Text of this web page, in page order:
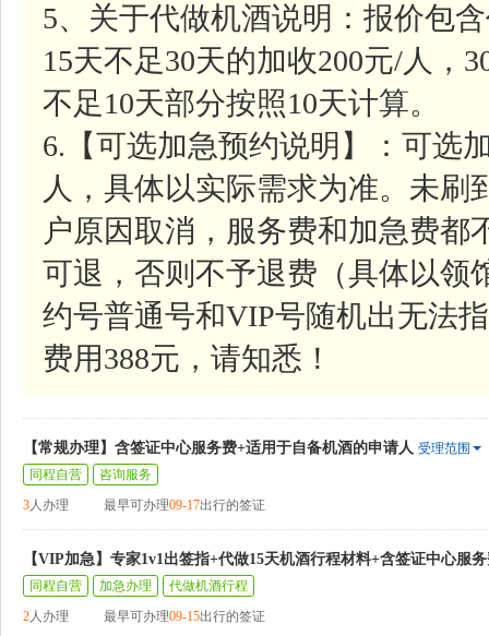
5、关于代做机酒说明：报价包
15天不足30天的加收200元/人，
不足10天部分按照10天计算。
6.【可选加急预约说明】：可选
人，具体以实际需求为准。未
户原因取消，服务费和加急费
可退，否则不予退费（具体以领
约号普通号和VIP号随机出无法
费用388元，请知悉！
【常规办理】含签证中心服务费+适用于自备机酒的申请人 受理范围
同程自营
咨询服务
3人办理 最早可办理09-17出行的签证
【VIP加急】专家1v1出签指+代做15天机酒行程材料+含签证中心服
同程自营 加急办理
代做机酒行程
2人办理 最早可办理09-15出行的签证